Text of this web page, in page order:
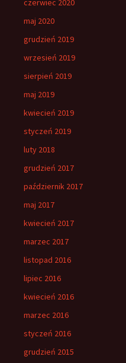
czerwiec 2020
maj 2020
grudzień 2019
wrzesień 2019
sierpień 2019
maj 2019
kwiecień 2019
styczeń 2019
luty 2018
grudzień 2017
październik 2017
maj 2017
kwiecień 2017
marzec 2017
listopad 2016
lipiec 2016
kwiecień 2016
marzec 2016
styczeń 2016
grudzień 2015